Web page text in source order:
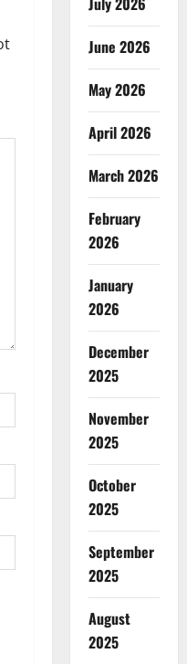
June 2026
May 2026
April 2026
March 2026
February
2026
January
2026
December
2025
November
2025
October
2025
September
2025
August
2025